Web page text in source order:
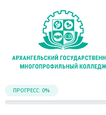
ПРОГРЕСС: 0%